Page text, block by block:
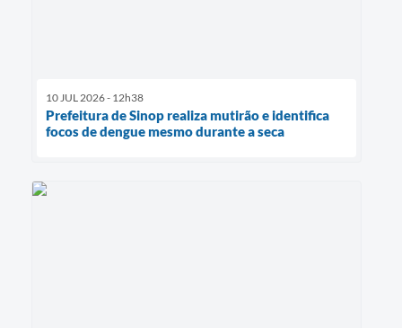
10 JUL 2026 - 12h38
Prefeitura de Sinop realiza mutirão e identifica
focos de dengue mesmo durante a seca